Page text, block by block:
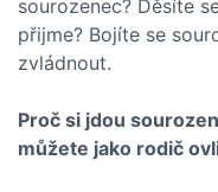
sourozenec? Děsíte
přijme? Bojíte se
zvládnout.
Proč si jdou
můžete jako rodič